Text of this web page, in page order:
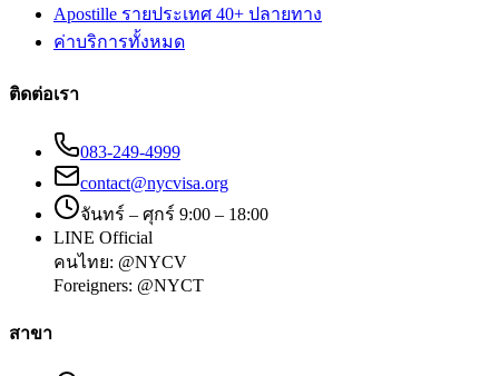
Apostille รายประเทศ 40+ ปลายทาง
ค่าบริการทั้งหมด
ติดต่อเรา
083-249-4999
contact@nycvisa.org
จันทร์ – ศุกร์ 9:00 – 18:00
LINE Official
คนไทย: @NYCV
Foreigners: @NYCT
สาขา